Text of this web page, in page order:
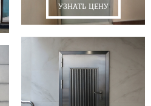
УЗНАТЬ ЦЕНУ